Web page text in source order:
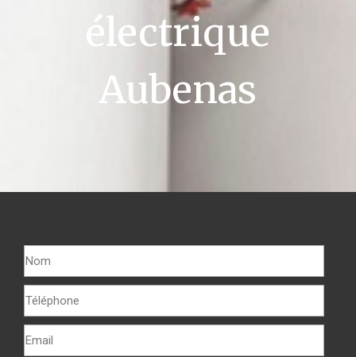
électrique
Aubenas